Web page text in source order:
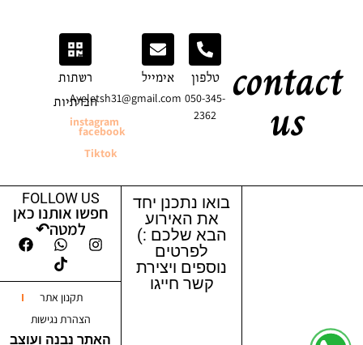
טלפון
050-345-
2362
contact
us
אימייל
Ayeletsh31@gmail.com
רשתות
חברתיות
instagram
facebook
Tiktok
בואו נתכנן יחד
את האירוע
הבא שלכם :)
לפרטים
נוספים ויצירת
קשר חייגו
FOLLOW US
חפשו אותנו כאן
למטה↶
תקנון אתר
הצהרת נגישות
האתר נבנה ועוצב